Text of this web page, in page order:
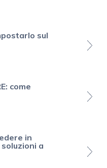
sul
come
in
a